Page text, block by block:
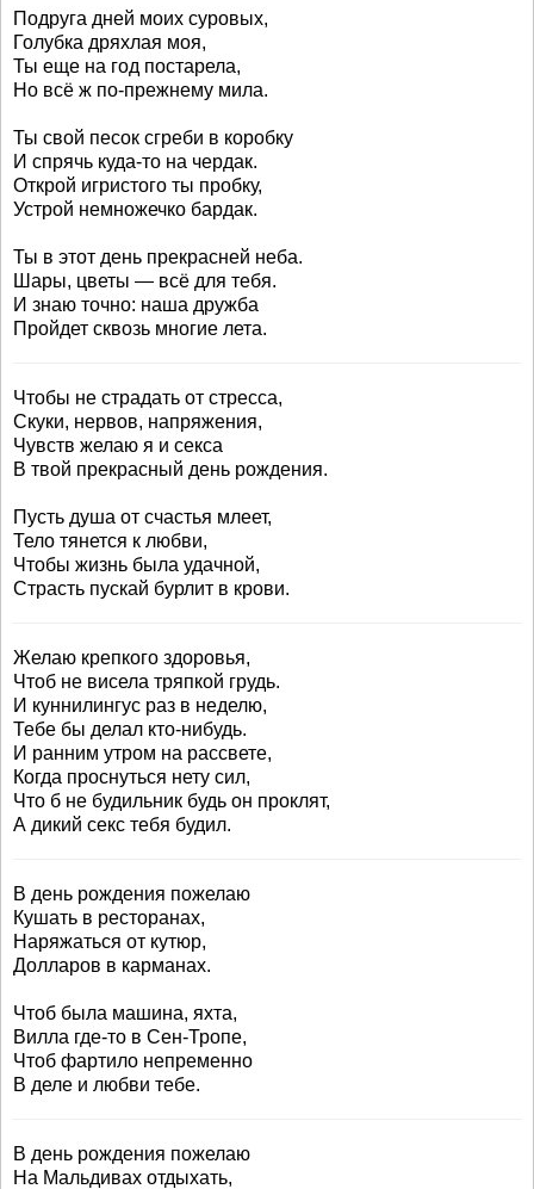
Подруга дней моих суровых,
Голубка дряхлая моя,
Ты еще на год постарела,
Но всё ж по-прежнему мила.
Ты свой песок сгреби в коробку
И спрячь куда-то на чердак.
Открой игристого ты пробку,
Устрой немножечко бардак.
Ты в этот день прекрасней неба.
Шары, цветы — всё для тебя.
И знаю точно: наша дружба
Пройдет сквозь многие лета.
Чтобы не страдать от стресса,
Скуки, нервов, напряжения,
Чувств желаю я и секса
В твой прекрасный день рождения.
Пусть душа от счастья млеет,
Тело тянется к любви,
Чтобы жизнь была удачной,
Страсть пускай бурлит в крови.
Желаю крепкого здоровья,
Чтоб не висела тряпкой грудь.
И куннилингус раз в неделю,
Тебе бы делал кто-нибудь.
И ранним утром на рассвете,
Когда проснуться нету сил,
Что б не будильник будь он проклят,
А дикий секс тебя будил.
В день рождения пожелаю
Кушать в ресторанах,
Наряжаться от кутюр,
Долларов в карманах.
Чтоб была машина, яхта,
Вилла где-то в Сен-Тропе,
Чтоб фартило непременно
В деле и любви тебе.
В день рождения пожелаю
На Мальдивах отдыхать,